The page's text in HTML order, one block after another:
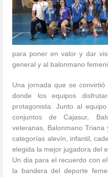
para poner en valor y dar
general y al balonmano
Una jornada que se
donde los equipos
protagonista. Junto al
conjuntos de Cajasur,
veteranas, Balonmano
categorías alevín, infantil,
elegida la mejor jugadora del
Un dia para el recuerdo con
la bandera del deporte